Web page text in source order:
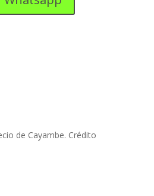
de Cayambe. Crédito